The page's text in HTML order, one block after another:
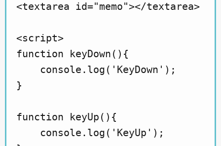
<textarea id="memo"></textarea>
<script>
function keyDown(){
    console.log('KeyDown');
}
function keyUp(){
    console.log('KeyUp');